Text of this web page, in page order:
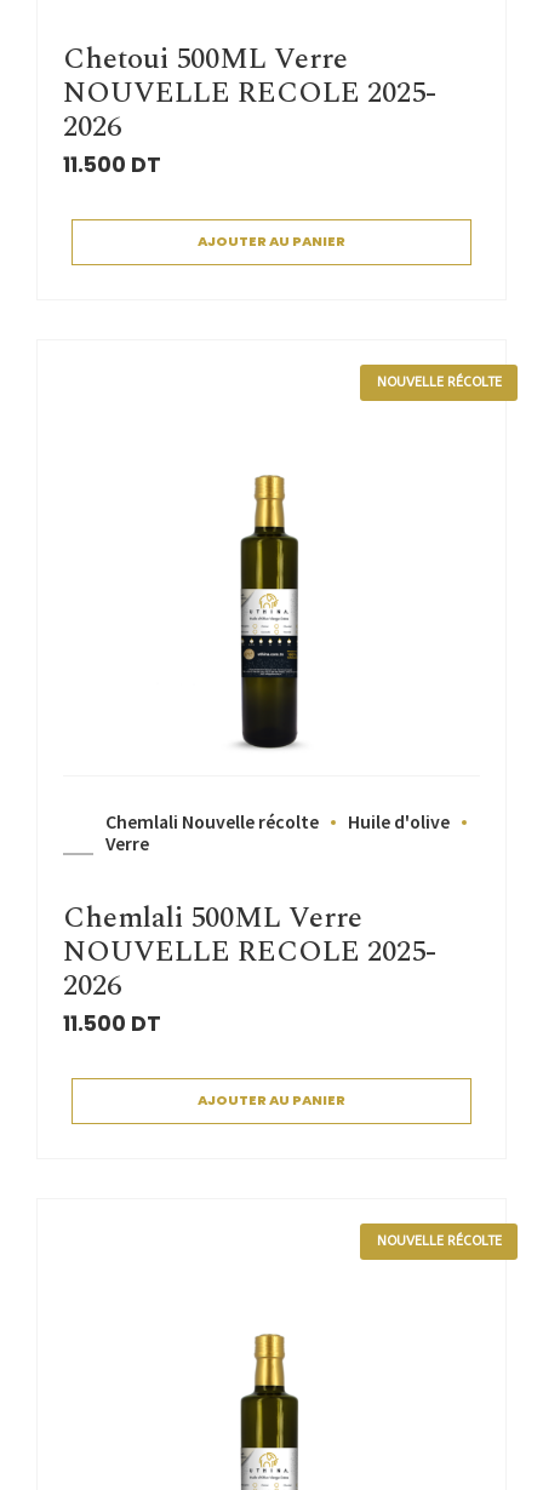
Chetoui 500ML Verre
NOUVELLE RECOLE 2025-
2026
11.500 DT
AJOUTER AU PANIER
NOUVELLE RÉCOLTE
Chemlali Nouvelle récolte
Huile d'olive
Verre
Chemlali 500ML Verre
NOUVELLE RECOLE 2025-
2026
11.500 DT
AJOUTER AU PANIER
NOUVELLE RÉCOLTE